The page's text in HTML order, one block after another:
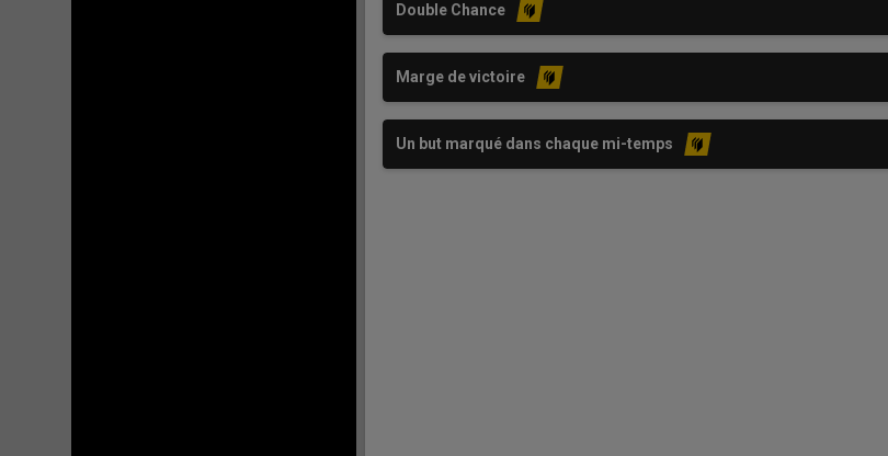
Double Chance
Marge de victoire
Un but marqué dans chaque mi-temps